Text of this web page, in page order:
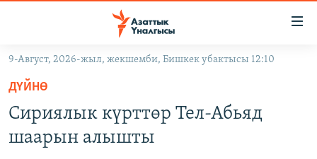
Навигацияга
өтүңүз
Издөөгө
салыңыз
ЖАҢЫЛЫКТАР
КЫРГЫЗСТАН
ДҮЙНӨ
УКРАИНА
9-Август, 2026-жыл, жекшемби, Бишкек убактысы 12:10
ДҮЙНӨ
Сириялык күрттөр Тел-Абьяд
шаарын алышты